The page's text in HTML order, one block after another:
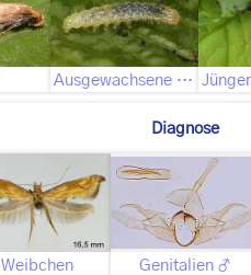
Ausgewachsene Raupe
Diagnose
Weibchen Genitalien ♂